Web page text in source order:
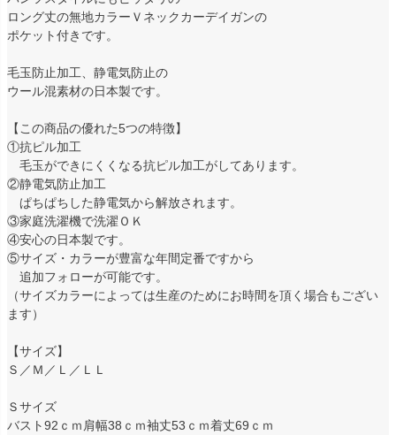
ロング丈の無地カラーＶネックカーデイガンの
ポケット付きです。
毛玉防止加工、静電気防止の
ウール混素材の日本製です。
【この商品の優れた5つの特徴】
①抗ピル加工
毛玉ができにくくなる抗ピル加工がしてあります。
②静電気防止加工
ぱちぱちした静電気から解放されます。
③家庭洗濯機で洗濯ＯＫ
④安心の日本製です。
⑤サイズ・カラーが豊富な年間定番ですから
追加フォローが可能です。
（サイズカラーによっては生産のためにお時間を頂く場合もござい
ます）
【サイズ】
Ｓ／Ｍ／Ｌ／ＬＬ
Ｓサイズ
バスト92ｃｍ肩幅38ｃｍ袖丈53ｃｍ着丈69ｃｍ